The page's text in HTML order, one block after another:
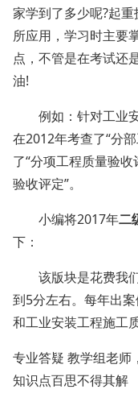
家学到了多少呢?起
所应用，学习时主要
点，不管是在考试还
油!
例如：针对工业安
在2012年考查了“分
了“分项工程质量验
验收评定”。
小编将2017年二
下：
该版块是花费我们
到5分左右。每年出
和工业安装工程施工
专业答疑 教学组老师
知识点百思不得其解